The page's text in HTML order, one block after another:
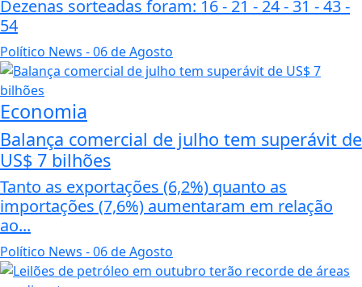
Dezenas sorteadas foram: 16 - 21 - 24 - 31 - 43 -
54
Político News - 06 de Agosto
Economia
Balança comercial de julho tem superávit de
US$ 7 bilhões
Tanto as exportações (6,2%) quanto as
importações (7,6%) aumentaram em relação
ao...
Político News - 06 de Agosto